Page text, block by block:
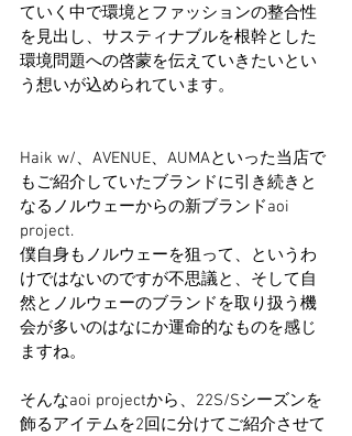
ていく中で環境とファッションの整合性
を見出し、サスティナブルを根幹とした
環境問題への啓蒙を伝えていきたいとい
う想いが込められています。
Haik w/、AVENUE、AUMAといった当店で
もご紹介していたブランドに引き続きと
なるノルウェーからの新ブランドaoi
project.
僕自身もノルウェーを狙って、というわ
けではないのですが不思議と、そして自
然とノルウェーのブランドを取り扱う機
会が多いのはなにか運命的なものを感じ
ますね。
そんなaoi projectから、22S/Sシーズンを
飾るアイテムを2回に分けてご紹介させて